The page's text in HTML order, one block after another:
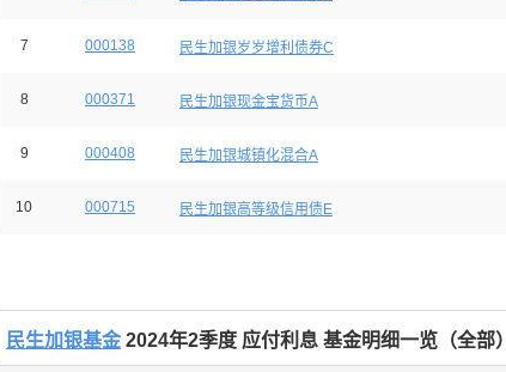
7 000138 民生加银岁岁增利债券C
8 000371 民生加银现金宝货币A
9 000408 民生加银城镇化混合A
10 000715 民生加银高等级信用债E
民生加银基金 2024年2季度 应付利息 基金明细一览（全部）